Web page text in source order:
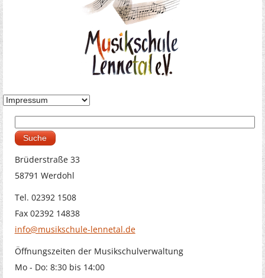
Suchformular
Brüderstraße 33
58791 Werdohl
Tel. 02392 1508
Fax 02392 14838
info@musikschule-lennetal.de
Öffnungszeiten der Musikschulverwaltung
Mo - Do: 8:30 bis 14:00